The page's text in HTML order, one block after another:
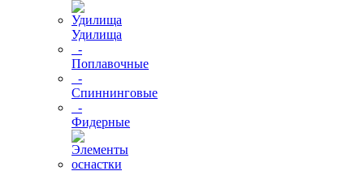
Удилища
-
Поплавочные
-
Спиннинговые
-
Фидерные